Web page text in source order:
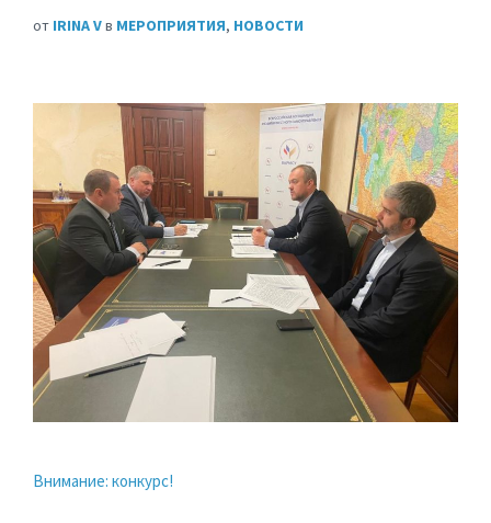
от IRINA Vв МЕРОПРИЯТИЯ, НОВОСТИ
Внимание: конкурс!